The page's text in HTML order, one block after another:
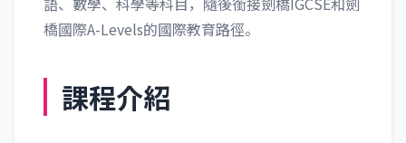
橋國際A-Levels的國際教育路徑。
課程介紹